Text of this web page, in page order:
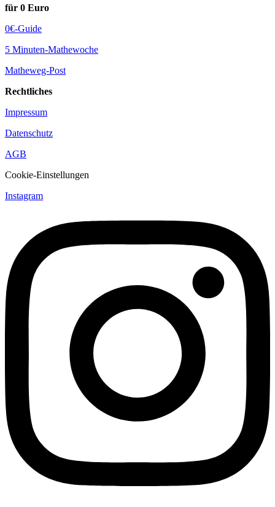
für 0 Euro
0€-Guide
5 Minuten-Mathewoche
Matheweg-Post
Rechtliches
Impressum
Datenschutz
AGB
Cookie-Einstellungen
Instagram